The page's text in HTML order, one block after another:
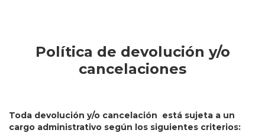
Política de devolución y/o
cancelaciones
Toda devolución y/o cancelación está sujeta a un
cargo administrativo según los siguientes criterios: